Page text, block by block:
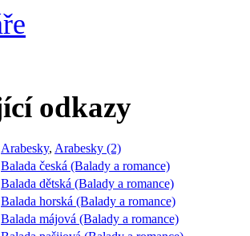
odkazy
Arabesky,Arabesky (2)